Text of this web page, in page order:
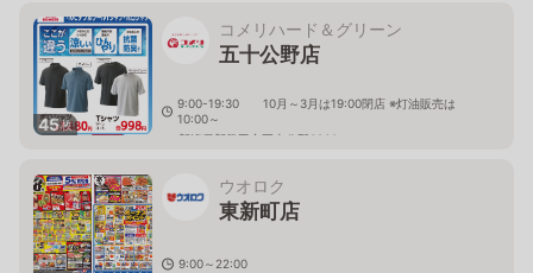
45枚
コメリハード＆グリーン
五十公野店
9:00-19:30 10月～3月は19:00閉店 ※灯油販売は
10:00～
新潟県新発田市五十公野6960
ウオロク
東新町店
9:00～22:00